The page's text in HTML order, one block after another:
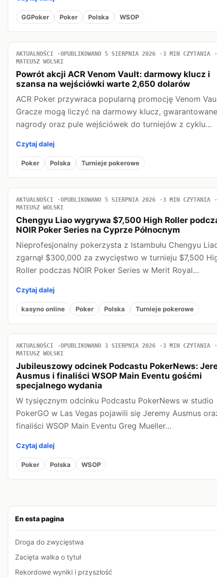
En esta pagina
Droga do zwycięstwa
Zacięta walka o tytuł
Rekordowe wyniki i przyszłość
GGPoker Poker Polska WSOP
AKTUALNOŚCI OPUBLIKOWANO 5 SIERPNIA 2026
3 MIN CZYTANIA
MATEUSZ WOLSKI
Powrót akcji ACR Venom Vault: darmowy klucz i
szansa na wejściówki warte 2,650 dolarów
ACR Poker przywraca popularną promocję Venom
Gracze mogą liczyć na darmowy klucz, gwarantowane
nagrody oraz pule wejściówek do turniejów z cyklu…
Czytaj dalej
Poker Polska Turnieje pokerowe
AKTUALNOŚCI OPUBLIKOWANO 5 SIERPNIA 2026
3 MIN CZYTANIA
MATEUSZ WOLSKI
Chengyu Liao wygrywa $7,500 High Roller
NOIR Poker Series na Cyprze Północnym
Nieprofesjonalny pokerzysta z Istambułu Chengyu
zgarnął $300,000 za zwycięstwo w turnieju $7,500
Roller podczas NOIR Poker Series w Merit Royal…
Czytaj dalej
kasyno online Poker Polska Turnieje pokerowe
AKTUALNOŚCI OPUBLIKOWANO 3 SIERPNIA 2026
3 MIN CZYTANIA
MATEUSZ WOLSKI
Jubileuszowy odcinek Podcastu PokerNews:
Ausmus i finaliści WSOP Main Eventu gośćmi
specjalnego wydania
W tysięcznym odcinku Podcastu PokerNews w studio
PokerGO w Las Vegas pojawili się Jeremy Ausmus
finaliści WSOP Main Eventu Greg Mueller…
Czytaj dalej
Poker Polska WSOP